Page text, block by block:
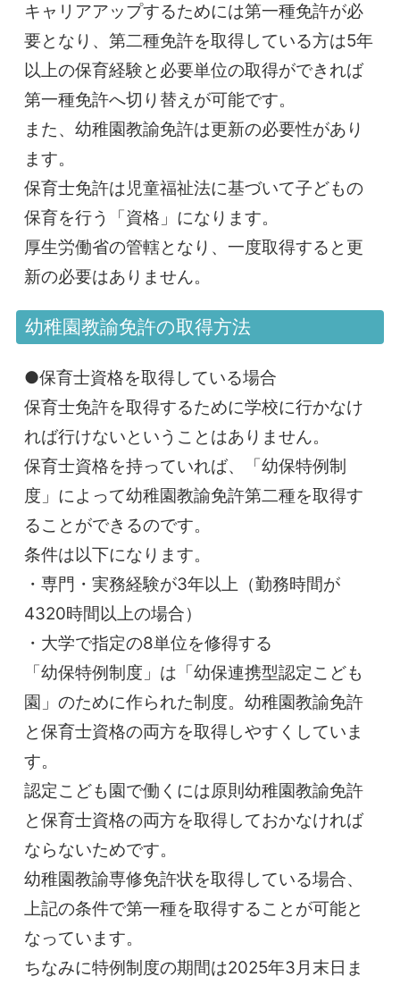
キャリアアップするためには第一種免許が必
要となり、第二種免許を取得している方は5年
以上の保育経験と必要単位の取得ができれば
第一種免許へ切り替えが可能です。
また、幼稚園教諭免許は更新の必要性があり
ます。
保育士免許は児童福祉法に基づいて子どもの
保育を行う「資格」になります。
厚生労働省の管轄となり、一度取得すると更
新の必要はありません。
幼稚園教諭免許の取得方法
●保育士資格を取得している場合
保育士免許を取得するために学校に行かなけ
れば行けないということはありません。
保育士資格を持っていれば、「幼保特例制
度」によって幼稚園教諭免許第二種を取得す
ることができるのです。
条件は以下になります。
・専門・実務経験が3年以上（勤務時間が
4320時間以上の場合）
・大学で指定の8単位を修得する
「幼保特例制度」は「幼保連携型認定こども
園」のために作られた制度。幼稚園教諭免許
と保育士資格の両方を取得しやすくしていま
す。
認定こども園で働くには原則幼稚園教諭免許
と保育士資格の両方を取得しておかなければ
ならないためです。
幼稚園教諭専修免許状を取得している場合、
上記の条件で第一種を取得することが可能と
なっています。
ちなみに特例制度の期間は2025年3月末日ま